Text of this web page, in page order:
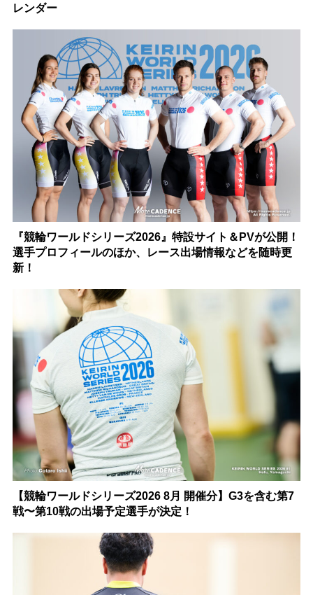
レンダー
『競輪ワールドシリーズ2026』特設サイト＆PVが公開！
選手プロフィールのほか、レース出場情報などを随時更
新！
【競輪ワールドシリーズ2026 8月 開催分】G3を含む第7
戦〜第10戦の出場予定選手が決定！